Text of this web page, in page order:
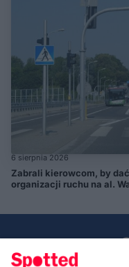
6 sierpnia 2026
Zabrali kierowcom, by
organizacji ruchu na al.